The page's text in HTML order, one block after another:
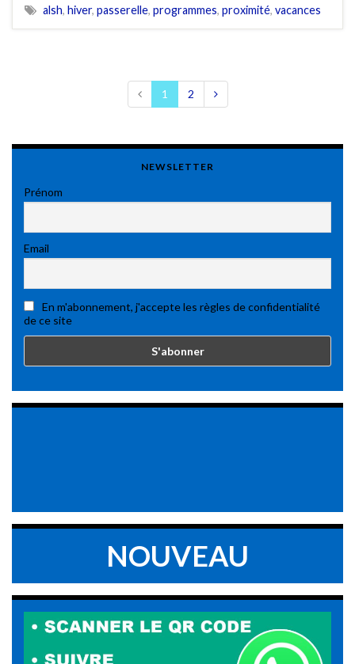
alsh, hiver, passerelle, programmes, proximité, vacances
1 2
NEWSLETTER
Prénom
Email
En m'abonnement, j'accepte les règles de confidentialité
de ce site
NOUVEAU